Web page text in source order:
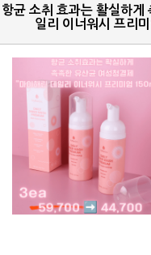
항균 소취 효과는 활실하
일리 이너워시 프리